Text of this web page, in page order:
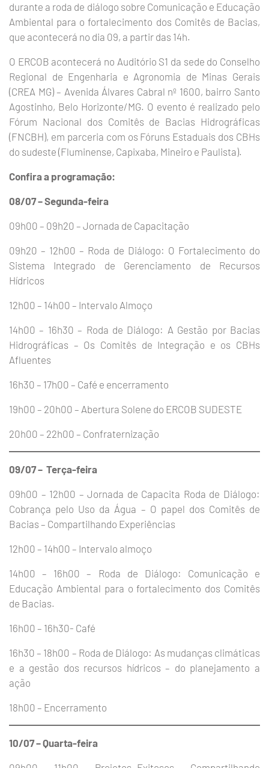
durante a roda de diálogo sobre Comunicação e Educação
Ambiental para o fortalecimento dos Comitês de Bacias,
que acontecerá no dia 09, a partir das 14h.
O ERCOB acontecerá no Auditório S1 da sede do Conselho
Regional de Engenharia e Agronomia de Minas Gerais
(CREA MG) – Avenida Álvares Cabral nº 1600, bairro Santo
Agostinho, Belo Horizonte/MG. O evento é realizado pelo
Fórum Nacional dos Comitês de Bacias Hidrográficas
(FNCBH), em parceria com os Fóruns Estaduais dos CBHs
do sudeste (Fluminense, Capixaba, Mineiro e Paulista).
Confira a programação:
08/07 – Segunda-feira
09h00 – 09h20 – Jornada de Capacitação
09h20 – 12h00 – Roda de Diálogo: O Fortalecimento do
Sistema Integrado de Gerenciamento de Recursos
Hídricos
12h00 – 14h00 – Intervalo Almoço
14h00 – 16h30 – Roda de Diálogo: A Gestão por Bacias
Hidrográficas – Os Comitês de Integração e os CBHs
Afluentes
16h30 – 17h00 – Café e encerramento
19h00 – 20h00 – Abertura Solene do ERCOB SUDESTE
20h00 – 22h00 – Confraternização
09/07 – Terça-feira
09h00 – 12h00 – Jornada de Capacita Roda de Diálogo:
Cobrança pelo Uso da Água – O papel dos Comitês de
Bacias – Compartilhando Experiências
12h00 – 14h00 – Intervalo almoço
14h00 – 16h00 – Roda de Diálogo: Comunicação e
Educação Ambiental para o fortalecimento dos Comitês
de Bacias.
16h00 – 16h30- Café
16h30 – 18h00 – Roda de Diálogo: As mudanças climáticas
e a gestão dos recursos hídricos – do planejamento a
ação
18h00 – Encerramento
10/07 – Quarta-feira